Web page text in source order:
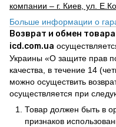
компании – г. Киев, ул.
Больше информации о
Возврат и обмен
icd.com.ua
Украины «О защите прав
качества, в течение 14
можно осуществить
осуществляется при
Товар должен быть в
признаков